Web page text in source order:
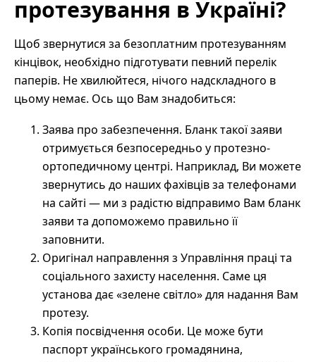
протезування в Україні?
Щоб звернутися за безоплатним протезуванням
кінцівок, необхідно підготувати певний перелік
паперів. Не хвилюйтеся, нічого надскладного в
цьому немає. Ось що Вам знадобиться:
Заява про забезпечення. Бланк такої заяви
отримується безпосередньо у протезно-
ортопедичному центрі. Наприклад, Ви можете
звернутись до наших фахівців за телефонами
на сайті — ми з радістю відправимо Вам бланк
заяви та допоможемо правильно її
заповнити.
Оригінал направлення з Управління праці та
соціального захисту населення. Саме ця
установа дає «зелене світло» для надання Вам
протезу.
Копія посвідчення особи. Це може бути
паспорт українського громадянина,